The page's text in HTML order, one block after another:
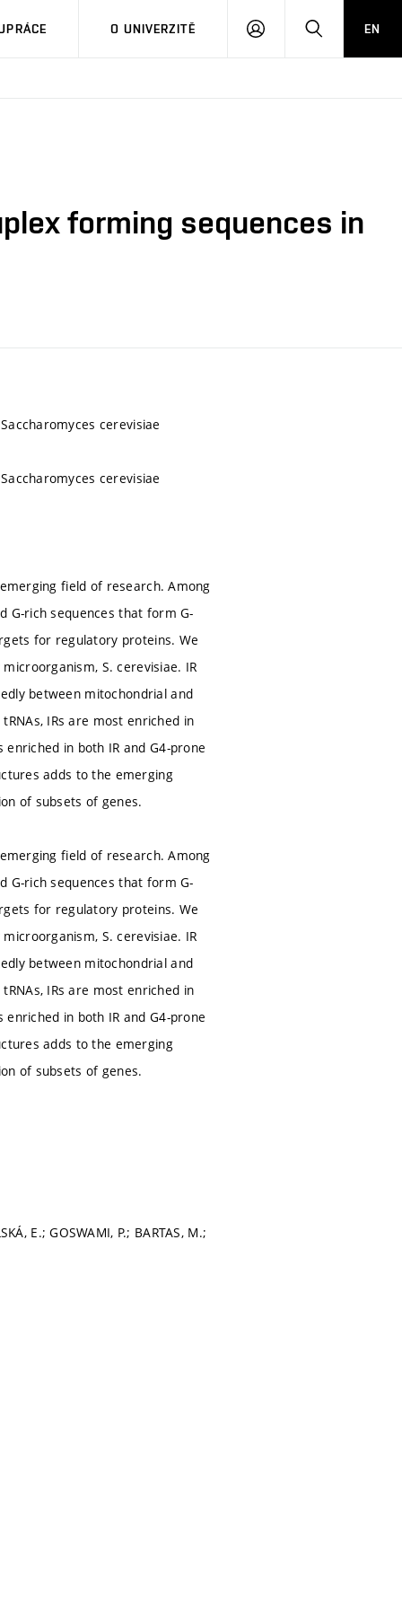
O UNIVERZITĚ
PŘIHLÁSIT HLEDATEN
forming sequences in
cerevisiae
cerevisiae
field of research. Among
G-rich sequences that form G-
for regulatory proteins. We
S. cerevisiae. IR
between mitochondrial and
IRs are most enriched in
in both IR and G4-prone
adds to the emerging
of subsets of genes.
field of research. Among
G-rich sequences that form G-
for regulatory proteins. We
S. cerevisiae. IR
between mitochondrial and
IRs are most enriched in
in both IR and G4-prone
adds to the emerging
of subsets of genes.
E.; GOSWAMI, P.; BARTAS, M.;